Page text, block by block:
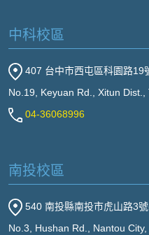
中科校區
407 台中市西屯區科園路19
No.19, Keyuan Rd., Xitun
04-36068996
南投校區
540 南投縣南投市虎山路3
No.3, Hushan Rd., Nantou